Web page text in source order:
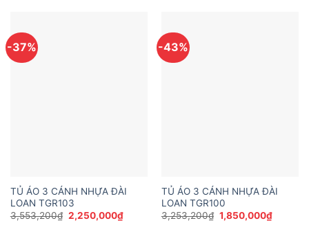
-37%
TỦ ÁO 3 CÁNH NHỰA ĐÀI
LOAN TGR103
3,553,200₫ Giá
gốc
2,250,000₫Giá
hiện
-43%
TỦ ÁO 3 CÁNH NHỰA ĐÀI
LOAN TGR100
3,253,200₫ Giá
gốc
1,850,000₫Giá
hiện